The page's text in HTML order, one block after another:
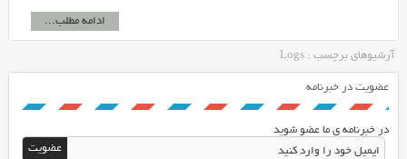
ادامه مطلب...
آرشیوهای برچسب : Logs
عضویت در خبرنامه
در خبرنامه ی ما عضو شوید